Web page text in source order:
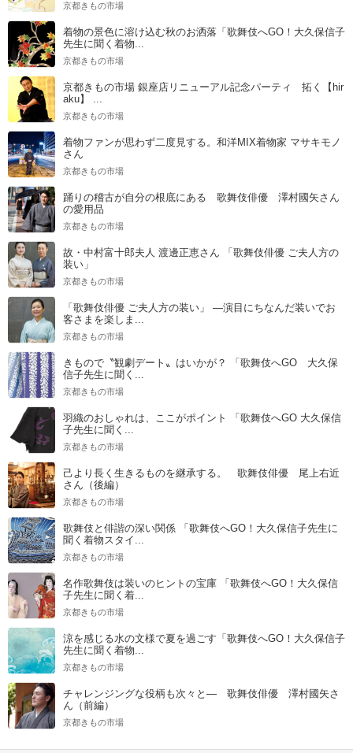
京都きもの市場
着物の景色に溶け込む秋のお洒落「歌舞伎へGO！大久保信子
先生に聞く着物...
京都きもの市場
京都きもの市場 銀座店リニューアル記念パーティ 拓く【hir
aku】 ...
京都きもの市場
着物ファンが思わず二度見する。和洋MIX着物家 マサキモノ
さん
京都きもの市場
踊りの稽古が自分の根底にある 歌舞伎俳優 澤村國矢さん
の愛用品
京都きもの市場
故・中村富十郎夫人 渡邊正恵さん 「歌舞伎俳優 ご夫人方の
装い」
京都きもの市場
「歌舞伎俳優 ご夫人方の装い」 ―演目にちなんだ装いでお
客さまを楽しま...
京都きもの市場
きもので〝観劇デート〟はいかが？ 「歌舞伎へGO 大久保
信子先生に聞く...
京都きもの市場
羽織のおしゃれは、ここがポイント 「歌舞伎へGO 大久保信
子先生に聞く...
京都きもの市場
己より長く生きるものを継承する。 歌舞伎俳優 尾上右近
さん（後編）
京都きもの市場
歌舞伎と俳諧の深い関係 「歌舞伎へGO！大久保信子先生に
聞く着物スタイ...
京都きもの市場
名作歌舞伎は装いのヒントの宝庫 「歌舞伎へGO！大久保信
子先生に聞く着...
京都きもの市場
涼を感じる水の文様で夏を過ごす「歌舞伎へGO！大久保信子
先生に聞く着物...
京都きもの市場
チャレンジングな役柄も次々と― 歌舞伎俳優 澤村國矢さ
ん（前編）
京都きもの市場